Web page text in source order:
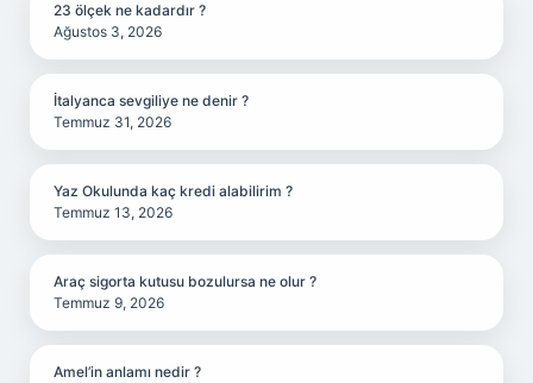
23 ölçek ne kadardır ?
Ağustos 3, 2026
İtalyanca sevgiliye ne denir ?
Temmuz 31, 2026
Yaz Okulunda kaç kredi alabilirim ?
Temmuz 13, 2026
Araç sigorta kutusu bozulursa ne olur ?
Temmuz 9, 2026
Amel’in anlamı nedir ?